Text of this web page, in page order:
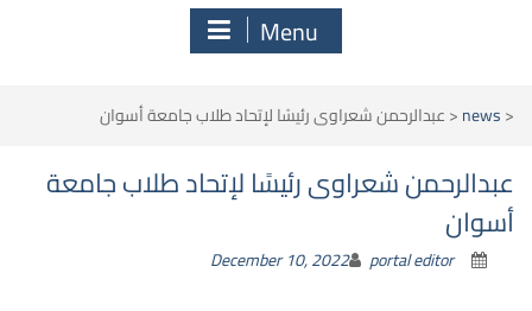
Menu
<
news
<عبدالرحمن شعراوى رئيسًا لإتحاد طلاب جامعة أسوان
عبدالرحمن شعراوى رئيسًا لإتحاد طلاب جامعة
أسوان
December 10, 2022 portal editor